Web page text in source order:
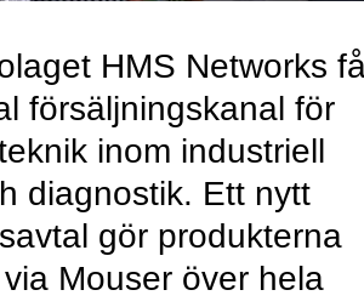
HMS Networks
försäljningskanal för
inom industriell
diagnostik. Ett nytt
gör produkterna
Mouser över hela